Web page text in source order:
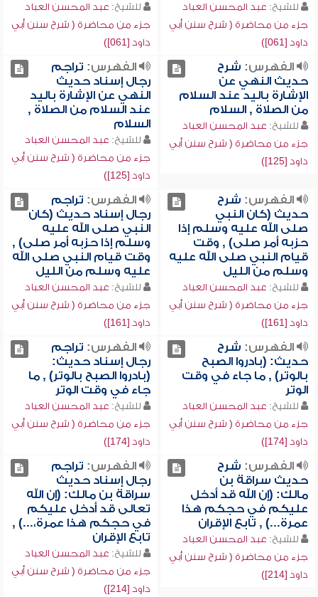
للشيخ: عبد المحسن العباد
جزء من محاضرة ( شرح سنن أبي
داود [061])
للشيخ: عبد المحسن العباد
جزء من محاضرة ( شرح سنن أبي
داود [061])
الفهرس: شرح
حديث النهي عن
الإشارة باليد عند السلام
من الصلاة , السلام
للشيخ: عبد المحسن العباد
جزء من محاضرة ( شرح سنن أبي
داود [125])
الفهرس: تراجم
رجال إسناد حديث
النهي عن الإشارة باليد
عند السلام من الصلاة ,
السلام
للشيخ: عبد المحسن العباد
جزء من محاضرة ( شرح سنن أبي
داود [125])
الفهرس: شرح
حديث (كان النبي
صلى الله عليه وسلم إذا
حزبه أمر صلى) , وقت
قيام النبي صلى الله عليه
وسلم من الليل
للشيخ: عبد المحسن العباد
جزء من محاضرة ( شرح سنن أبي
داود [161])
الفهرس: تراجم
رجال إسناد حديث (كان
النبي صلى الله عليه
وسلم إذا حزبه أمر صلى) ,
وقت قيام النبي صلى الله
عليه وسلم من الليل
للشيخ: عبد المحسن العباد
جزء من محاضرة ( شرح سنن أبي
داود [161])
الفهرس: شرح
حديث: (بادروا الصبح
بالوتر) , ما جاء في وقت
الوتر
للشيخ: عبد المحسن العباد
جزء من محاضرة ( شرح سنن أبي
داود [174])
الفهرس: تراجم
رجال إسناد حديث:
(بادروا الصبح بالوتر) , ما
جاء في وقت الوتر
للشيخ: عبد المحسن العباد
جزء من محاضرة ( شرح سنن أبي
داود [174])
الفهرس: شرح
حديث سراقة بن
مالك: (إن الله قد أدخل
عليكم في حجكم هذا
عمرة...) , تابع الإقران
للشيخ: عبد المحسن العباد
جزء من محاضرة ( شرح سنن أبي
داود [214])
الفهرس: تراجم
رجال إسناد حديث
سراقة بن مالك: (إن الله
تعالى قد أدخل عليكم
في حجكم هذا عمرة،...) ,
تابع الإقران
للشيخ: عبد المحسن العباد
جزء من محاضرة ( شرح سنن أبي
داود [214])